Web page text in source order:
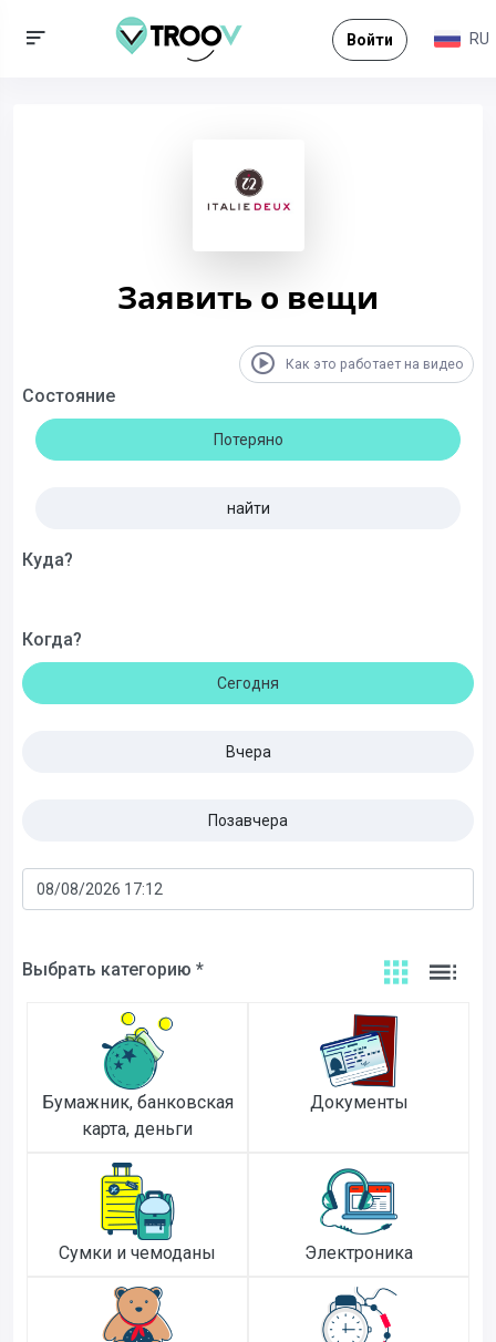
Войти RU
Заявить о вещи
Как это работает на видео
Состояние
Потеряно
найти
Куда?
Когда?
Сегодня
Вчера
Позавчера
Выбрать категорию *
Бумажник, банковская
карта, деньги
Документы
Сумки и чемоданы Электроника